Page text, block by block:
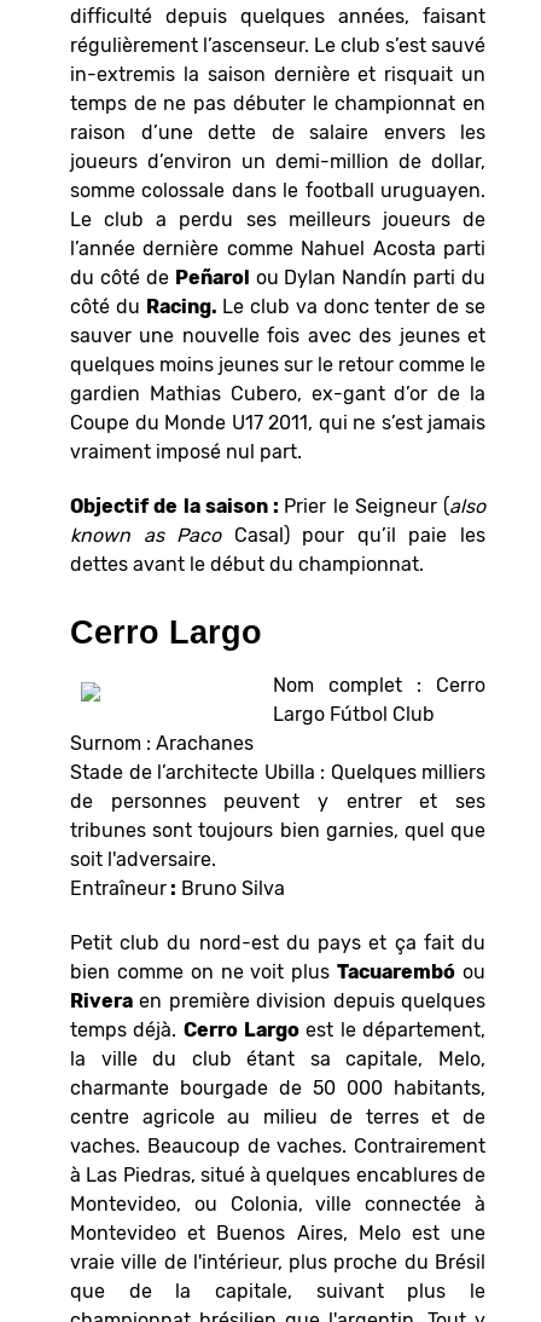
difficulté depuis quelques années, faisant
régulièrement l’ascenseur. Le club s’est sauvé
in-extremis la saison dernière et risquait un
temps de ne pas débuter le championnat en
raison d’une dette de salaire envers les
joueurs d’environ un demi-million de dollar,
somme colossale dans le football uruguayen.
Le club a perdu ses meilleurs joueurs de
l’année dernière comme Nahuel Acosta parti
du côté de Peñarol ou Dylan Nandín parti du
côté du Racing. Le club va donc tenter de se
sauver une nouvelle fois avec des jeunes et
quelques moins jeunes sur le retour comme le
gardien Mathias Cubero, ex-gant d’or de la
Coupe du Monde U17 2011, qui ne s’est jamais
vraiment imposé nul part.
Objectif de la saison : Prier le Seigneur (also
known as Paco Casal) pour qu’il paie les
dettes avant le début du championnat.
Cerro Largo
Nom complet : Cerro
Largo Fútbol Club
Surnom : Arachanes
Stade de l’architecte Ubilla : Quelques milliers
de personnes peuvent y entrer et ses
tribunes sont toujours bien garnies, quel que
soit l'adversaire.
Entraîneur: Bruno Silva
Petit club du nord-est du pays et ça fait du
bien comme on ne voit plusTacuarembó ou
Rivera en première division depuis quelques
temps déjà. Cerro Largo est le département,
la ville du club étant sa capitale, Melo,
charmante bourgade de 50 000 habitants,
centre agricole au milieu de terres et de
vaches. Beaucoup de vaches. Contrairement
à Las Piedras, situé à quelques encablures de
Montevideo, ou Colonia, ville connectée à
Montevideo et Buenos Aires, Melo est une
vraie ville de l'intérieur, plus proche du Brésil
que de la capitale, suivant plus le